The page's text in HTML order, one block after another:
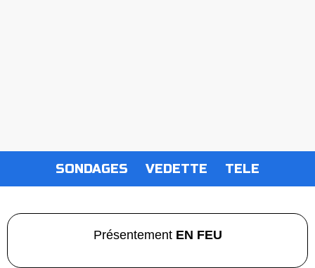
SONDAGES VEDETTE TELE
Présentement EN FEU